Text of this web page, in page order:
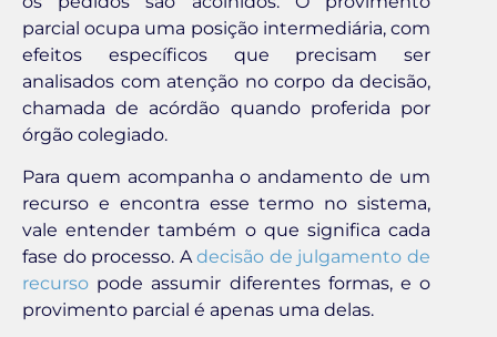
parcial ocupa uma posição intermediária, com
efeitos específicos que precisam ser
analisados com atenção no corpo da decisão,
chamada de acórdão quando proferida por
órgão colegiado.
Para quem acompanha o andamento de um
recurso e encontra esse termo no sistema,
vale entender também o que significa cada
fase do processo. Adecisão de julgamento de
recurso pode assumir diferentes formas, e o
provimento parcial é apenas uma delas.